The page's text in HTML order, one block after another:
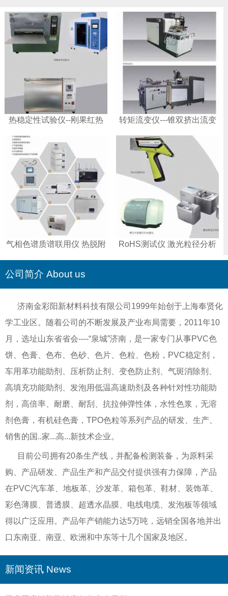
热稳定性试验仪--刚果红热
转矩流变仪---锥双挤出流变
气相色谱质谱联用仪 热脱附
RoHS测试仪 激光粒径分析
公司简介 About us
济南金彩阳新材料科技有限公司1999年始创于上海奉贤化
学工业区。随着公司的不断发展及产业布局需要，2011年10
月，选址山东省省会----“泉城”济南，是一家专门从事PVC色
饼、色膏、色布、色砂、色片、色粒、色粉，PVC稳定剂，
车用革功能助剂、压析防止剂、变色防止剂、气斑消除剂、
高填充功能助剂、发泡用低温高速助剂及各种针对性功能助
剂，高倍率、耐磨、耐刮、抗拉伸弹性体，水性色浆，无溶
剂色膏，有机硅色膏，TPO色粒等系列产品的研发、生产、
销售的国..家...高...新技术企业。
目前公司拥有20条生产线，并配备检测装备，为原料采
购、产品研发、产品生产和产品交付提供强有力保障，产品
在PVC汽车革、地板革、沙发革、箱包革、鞋材、装饰革、
彩色薄膜、普透膜、超透水晶膜、电线电缆、发泡板等领域
得以广泛应用。产品年产销能力达5万吨，远销全国各地并出
口东南亚、南亚、欧洲和中东等十几个国家及地区。
新闻资讯 News